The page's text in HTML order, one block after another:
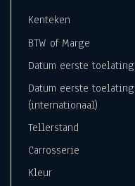
Kenteken
BTW of Marge
Datum eerste toelating
Datum eerste toelating
(internationaal)
Tellerstand
Carrosserie
Kleur